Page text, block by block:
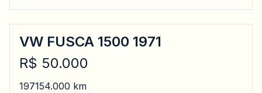
VW FUSCA 1500 1971
R$ 50.000
197154.000 km